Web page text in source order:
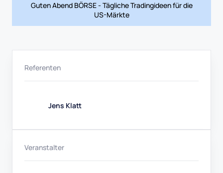
Guten Abend BÖRSE - Tägliche Tradingideen für die
US-Märkte
Referenten
Jens Klatt
Veranstalter